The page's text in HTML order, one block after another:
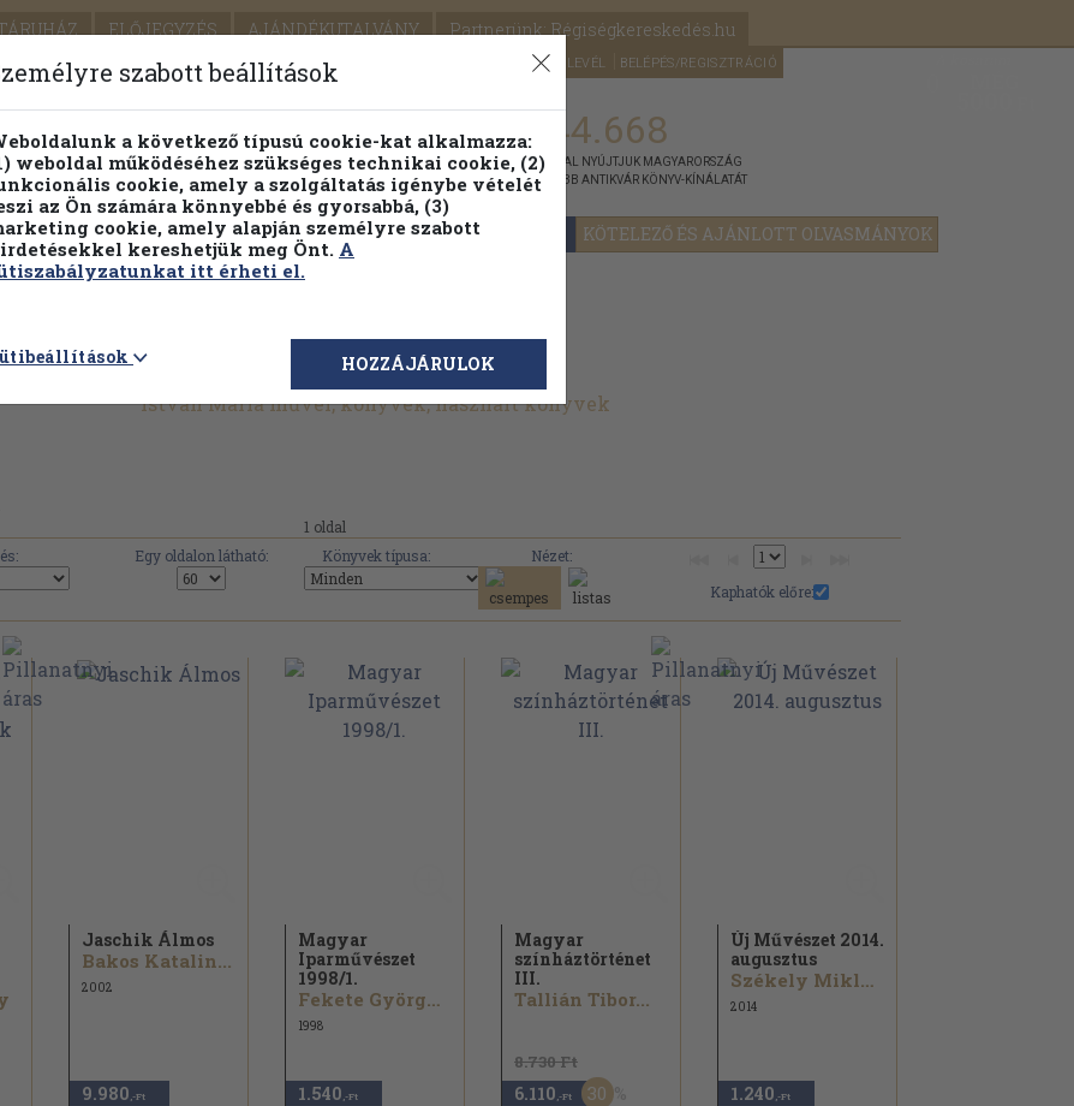
ELŐJEGYZÉS AJÁNDÉKUTALVÁNY Partnerünk: Régiségkereskedés.hu
SEGÍTSÉG HÍRLEVÉL BELÉPÉS/REGISZTRÁCIÓ
PILLANATNYI ÁRAINK FENNTARTHATÓ OLVASMÁNYOK KÖTELEZŐ ÉS AJÁNLOTT OLVASMÁNYOK
Részletes kereső Témaköri fa 1.144.668
KIADVÁNNYAL NYÚJTJUK MAGYARORSZÁG
LEGNAGYOBB ANTIKVÁR KÖNYV-KÍNÁLATÁT
István Mária művei, könyvek, használt könyvek
1 oldal
Egy oldalon látható: Könyvek típusa:
Nézet:
Kaphatók előre:
Jaschik Álmos
Bakos Katalin...
2002
9.980 ,-Ft
Magyar
Iparművészet
1998/1.
Fekete György...
1998
1.540 ,-Ft
Magyar
színháztörténet
III.
Tallián Tibor...
8.730 Ft
6.110 ,-Ft 30
Új Művészet 2014.
augusztus
Székely Miklós...
2014
1.240 ,-Ft
szabott beállítások
a következő típusú cookie-kat alkalmazza:
weboldal működéséhez szükséges technikai cookie, (2)
cookie, amely a szolgáltatás igénybe vételét
az Ön számára könnyebbé és gyorsabbá, (3)
cookie, amely alapján személyre szabott
kereshetjük meg Önt. A
itt érheti el.
HOZZÁJÁRULOK